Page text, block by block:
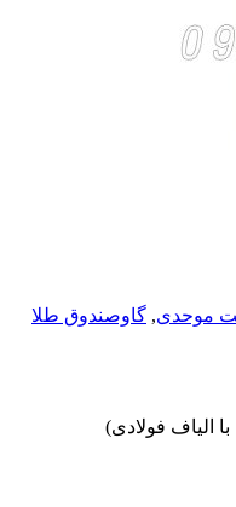
موحدی, گاوصندوق طلا
الیاف فولادی)